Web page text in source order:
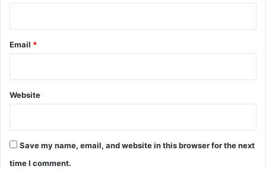
Email *
Website
Save my name, email, and website in this browser for the next
time I comment.